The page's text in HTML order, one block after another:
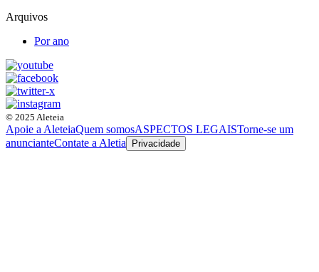
Arquivos
Por ano
© 2025 Aleteia
Apoie a AleteiaQuem somosASPECTOS LEGAISTorne-se um
anuncianteContate a Aletia Privacidade